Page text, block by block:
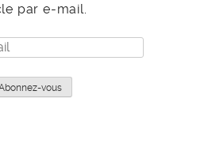
par e-mail.
vous